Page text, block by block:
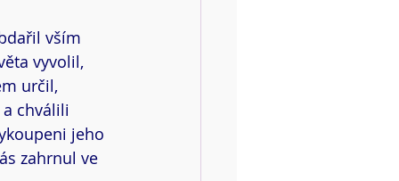
vším
vyvolil,
určil,
chválili
jeho
zahrnul ve